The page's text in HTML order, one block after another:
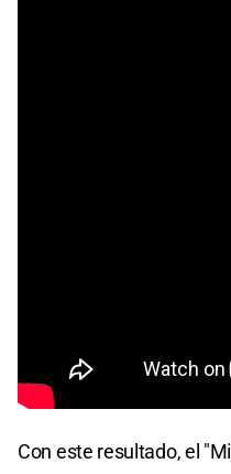
Con este resultado, el